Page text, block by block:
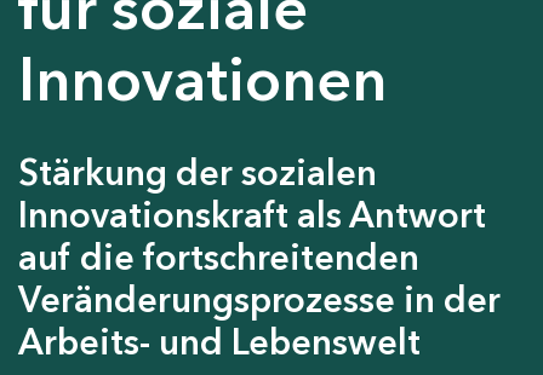
Innovationen
Stärkung der sozialen
Innovationskraft als Antwort
auf die fortschreitenden
Veränderungsprozesse in der
Arbeits- und Lebenswelt